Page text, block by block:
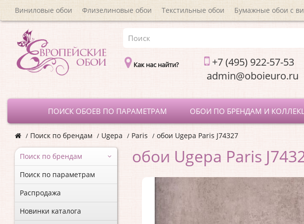
Виниловые обои Флизелиновые обои Текстильные обои Бумажные обои с
Как нас найти?
+7 (495) 922-57-53
ПОИСК ОБОЕВ ПО ПАРАМЕТРАМ ОБОИ ПО БРЕНДАМ И
Поиск по брендам Ugepa Paris обои Ugepa Paris J74327
Поиск по брендам
Поиск по параметрам
Распродажа
Новинки каталога
обои Ugepa Paris